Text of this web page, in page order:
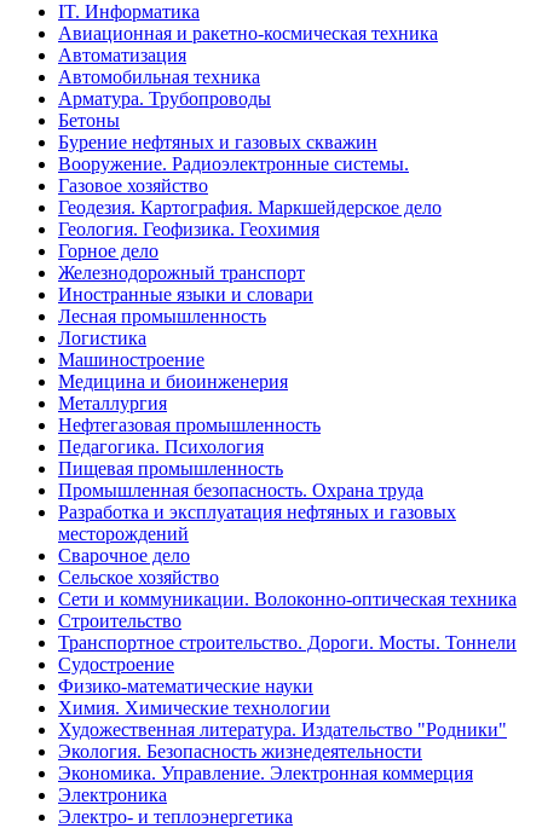
IT. Информатика
Авиационная и ракетно-космическая техника
Автоматизация
Автомобильная техника
Арматура. Трубопроводы
Бетоны
Бурение нефтяных и газовых скважин
Вооружение. Радиоэлектронные системы.
Газовое хозяйство
Геодезия. Картография. Маркшейдерское дело
Геология. Геофизика. Геохимия
Горное дело
Железнодорожный транспорт
Иностранные языки и словари
Лесная промышленность
Логистика
Машиностроение
Медицина и биоинженерия
Металлургия
Нефтегазовая промышленность
Педагогика. Психология
Пищевая промышленность
Промышленная безопасность. Охрана труда
Разработка и эксплуатация нефтяных и газовых
месторождений
Сварочное дело
Сельское хозяйство
Сети и коммуникации. Волоконно-оптическая техника
Строительство
Транспортное строительство. Дороги. Мосты. Тоннели
Судостроение
Физико-математические науки
Химия. Химические технологии
Художественная литература. Издательство "Родники"
Экология. Безопасность жизнедеятельности
Экономика. Управление. Электронная коммерция
Электроника
Электро- и теплоэнергетика